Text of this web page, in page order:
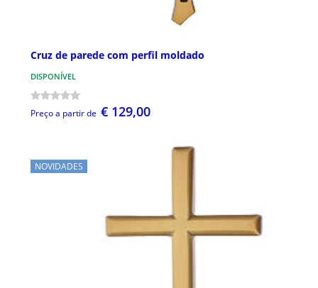
Cruz de parede com perfil moldado
DISPONÍVEL
Preço a partir de € 129,00
NOVIDADES